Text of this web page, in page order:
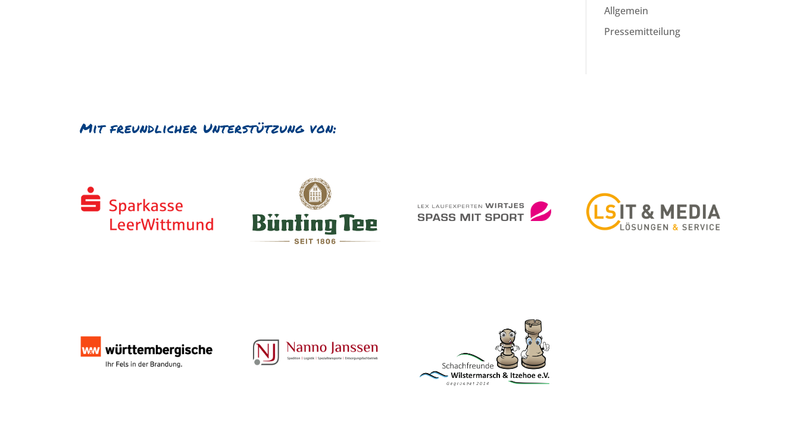
Allgemein
Pressemitteilung
Mit freundlicher Unterstützung von: